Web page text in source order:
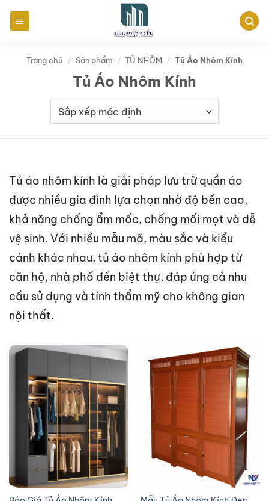
qua
Trang chủ / Sản phẩm / TỦ NHÔM / Tủ Áo Nhôm Kính
Tủ Áo Nhôm Kính
Tủ áo nhôm kính là giải pháp lưu trữ quần áo
được nhiều gia đình lựa chọn nhờ độ bền cao,
khả năng chống ẩm mốc, chống mối mọt và dễ
vệ sinh. Với nhiều mẫu mã, màu sắc và kiểu
cánh khác nhau, tủ áo nhôm kính phù hợp từ
căn hộ, nhà phố đến biệt thự, đáp ứng cả nhu
cầu sử dụng và tính thẩm mỹ cho không gian
nội thất.